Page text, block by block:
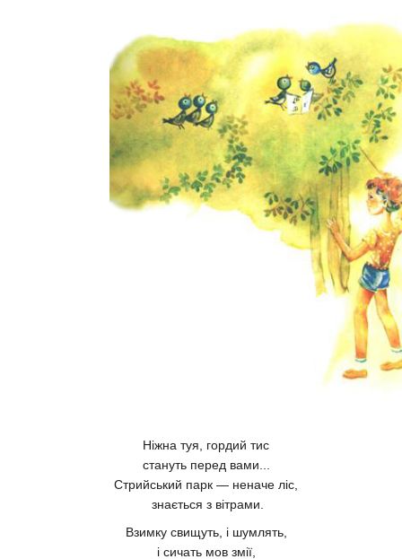
Ніжна туя, гордий тис
стануть перед вами...
Стрийський парк — неначе ліс,
знається з вітрами.
Взимку свищуть, і шумлять,
і сичать мов змії,